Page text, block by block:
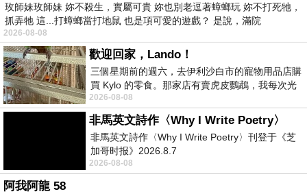
玫師妹玫師妹 妳不殺生，實屬可貴 妳也別老逗著蟑螂玩 妳不打死牠，
抓弄牠 這...打蟑螂當打地鼠 也是項可愛的遊戲？ 是說，滿院
2026-08-08
歡迎回家，Lando！
三個星期前的週六，去伊利沙白市的寵物用品店購
買 Kylo 的零食。那家店有賣虎皮鸚鵡，我每次光
顧都會去看一下。他們偶爾會引進 C
2026-08-08
非馬英文詩作〈Why I Write Poetry〉
非馬英文詩作〈Why I Write Poetry〉刊登于《芝
加哥时报》2026.8.7
2026-08-08
阿我阿龍 58